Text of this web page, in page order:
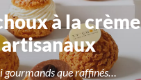
à la crème
artisanaux
gourmands que raffinés…